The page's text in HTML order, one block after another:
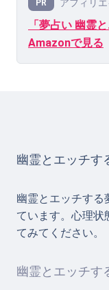
PR アフィリ
「夢占い 幽霊
Amazonで見る
幽霊とエッチす
幽霊とエッチする
ています。心理状
てみてください。
幽霊とエッチす